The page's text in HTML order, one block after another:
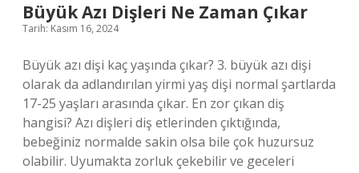
Büyük Azı Dişleri Ne Zaman Çıkar
Tarih: Kasım 16, 2024
Büyük azı dişi kaç yaşında çıkar? 3. büyük azı dişi
olarak da adlandırılan yirmi yaş dişi normal şartlarda
17-25 yaşları arasında çıkar. En zor çıkan diş
hangisi? Azı dişleri diş etlerinden çıktığında,
bebeğiniz normalde sakin olsa bile çok huzursuz
olabilir. Uyumakta zorluk çekebilir ve geceleri